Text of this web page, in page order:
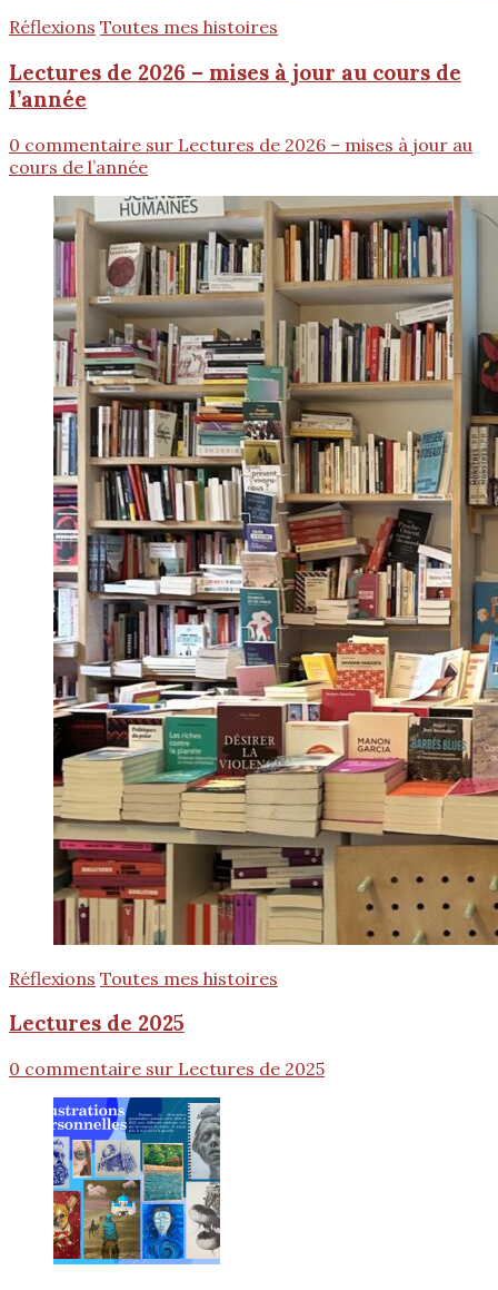
Réflexions Toutes mes histoires
Lectures de 2026 – mises à jour au cours de
l’année
0 commentaire sur Lectures de 2026 – mises à jour au
cours de l’année
Réflexions Toutes mes histoires
Lectures de 2025
0 commentaire sur Lectures de 2025